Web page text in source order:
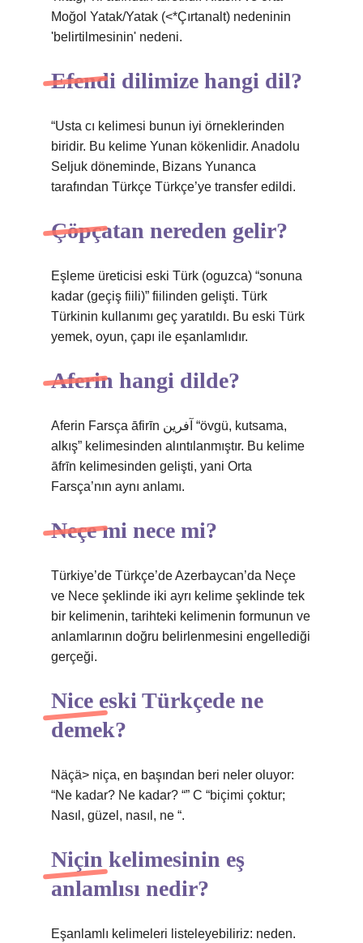
Moğol Yatak/Yatak (<*Çırtanalt) nedeninin
'belirtilmesinin' nedeni.
Efendi dilimize hangi dil?
“Usta cı kelimesi bunun iyi örneklerinden
biridir. Bu kelime Yunan kökenlidir. Anadolu
Seljuk döneminde, Bizans Yunanca
tarafından Türkçe Türkçe’ye transfer edildi.
Çöpçatan nereden gelir?
Eşleme üreticisi eski Türk (oguzca) “sonuna
kadar (geçiş fiili)” fiilinden gelişti. Türk
Türkinin kullanımı geç yaratıldı. Bu eski Türk
yemek, oyun, çapı ile eşanlamlıdır.
Aferin hangi dilde?
Aferin Farsça āfirīn آفرین “övgü, kutsama,
alkış” kelimesinden alıntılanmıştır. Bu kelime
āfrīn kelimesinden gelişti, yani Orta
Farsça’nın aynı anlamı.
Neçe mi nece mi?
Türkiye’de Türkçe’de Azerbaycan’da Neçe
ve Nece şeklinde iki ayrı kelime şeklinde tek
bir kelimenin, tarihteki kelimenin formunun ve
anlamlarının doğru belirlenmesini engellediği
gerçeği.
Nice eski Türkçede ne
demek?
Näçä> niça, en başından beri neler oluyor:
“Ne kadar? Ne kadar? “” C “biçimi çoktur;
Nasıl, güzel, nasıl, ne “.
Niçin kelimesinin eş
anlamlısı nedir?
Eşanlamlı kelimeleri listeleyebiliriz: neden.